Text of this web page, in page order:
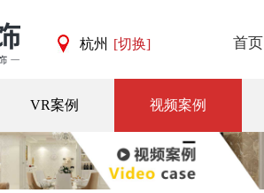
杭州 [切换] 首页
VR案例 视频案例